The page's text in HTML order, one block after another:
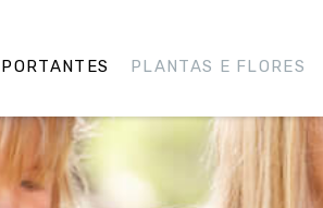
PLANTAS E FLORES